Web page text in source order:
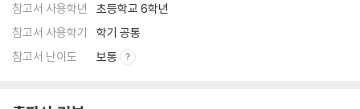
참고서 사용학년
초등학교 6학년
참고서 사용학기
학기 공통
참고서 난이도
보통